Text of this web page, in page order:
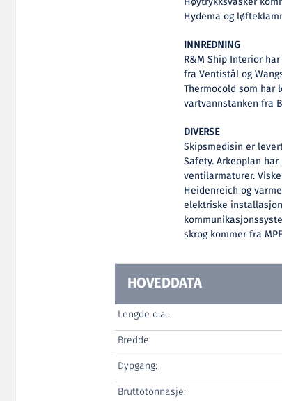
Hydema og
INNREDNING
R&M Ship Interior
fra Ventistål og
Thermocold som har
vartvannstanken fra
DIVERSE
Skipsmedisin er
Safety. Arkeoplan
ventilarmaturer.
Heidenreich og
elektriske
skrog kommer fra
HOVEDDATA
Lengde o.a.:
Bredde:
Dypgang:
Bruttotonnasje: